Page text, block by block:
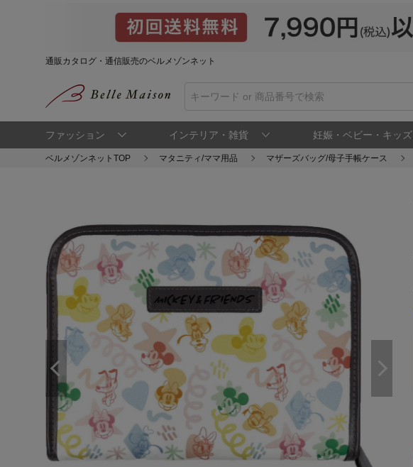
通販カタログ・通信販売のベルメゾンネット
ファッション インテリア・雑貨 妊娠・ベビー・キッズ
ベルメゾンネットTOP マタニティ/ママ用品 マザーズバッグ/母子手帳ケース